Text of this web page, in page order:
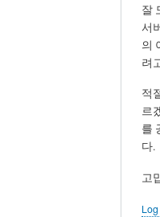
잘
서
의
려
적
르
를
다.
고